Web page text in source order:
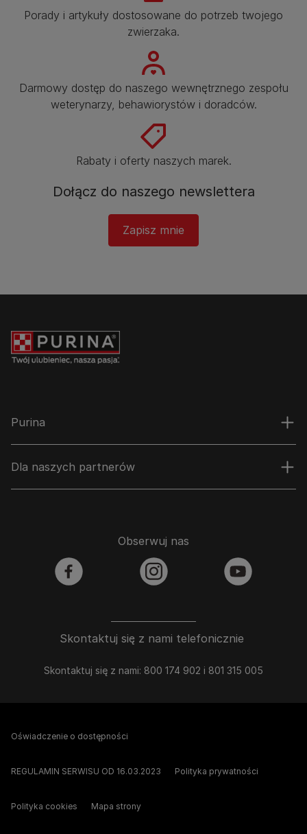
Porady i artykuły dostosowane do potrzeb twojego
zwierzaka.​
Darmowy dostęp do naszego wewnętrznego zespołu
weterynarzy, behawiorystów i doradców.​
Rabaty i oferty naszych marek.​
Dołącz do naszego newslettera​
Zapisz mnie
Purina
Dla naszych partnerów
Skontaktuj się z nami telefonicznie
Skontaktuj się z nami: 800 174 902 i 801 315 005
Obserwuj nas
facebook instagram youtube
Oświadczenie o dostępności
REGULAMIN SERWISU OD 16.03.2023 Polityka prywatności
Polityka cookies Mapa strony